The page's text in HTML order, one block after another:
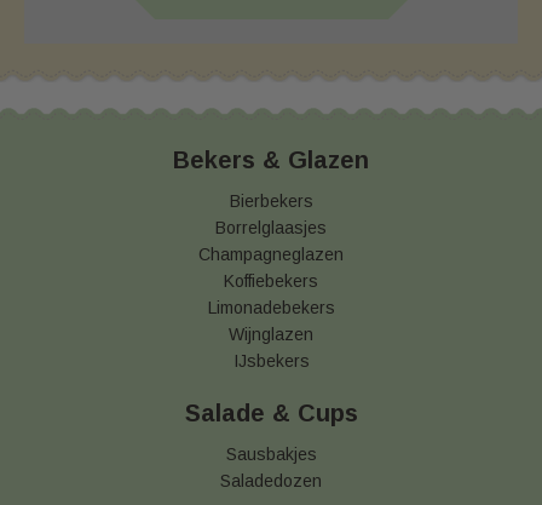
Bekers & Glazen
Bierbekers
Borrelglaasjes
Champagneglazen
Koffiebekers
Limonadebekers
Wijnglazen
IJsbekers
Salade & Cups
Sausbakjes
Saladedozen